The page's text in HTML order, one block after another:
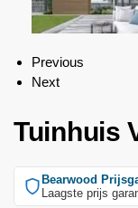
Previous
Next
Tuinhuis
Bearwood
Laagste prijs